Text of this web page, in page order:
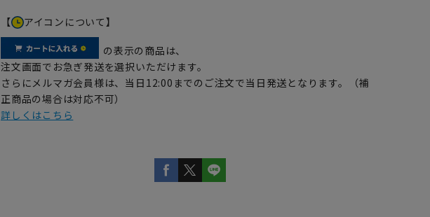
【 アイコンについて】
の表示の商品は、
注文画面でお急ぎ発送を選択いただけます。
さらにメルマガ会員様は、当日12:00までのご注文で当日発送となります。（補
正商品の場合は対応不可）
詳しくはこちら